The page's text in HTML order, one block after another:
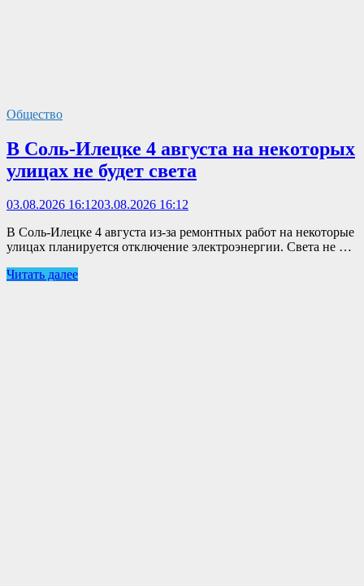
Общество
В Соль-Илецке 4 августа на некоторых
улицах не будет света
03.08.2026 16:1203.08.2026 16:12
В Соль-Илецке 4 августа из-за ремонтных работ на некоторые
улицах планируется отключение электроэнергии. Света не …
Читать далее